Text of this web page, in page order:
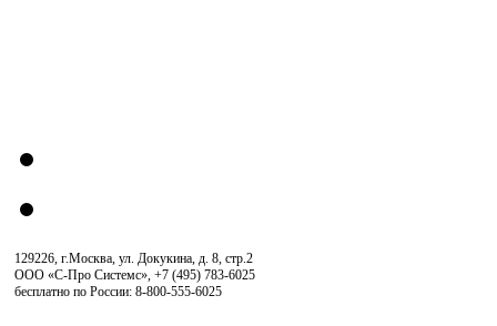
129226, г.Москва, ул. Докукина, д. 8, стр.2
ООО «С-Про Системс» +7 (495) 783-6025
бесплатно по России: 8-800-555-6025